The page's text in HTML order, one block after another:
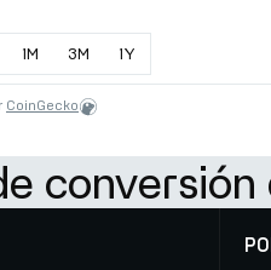
1M 3M 1Y
CoinGecko
conversión